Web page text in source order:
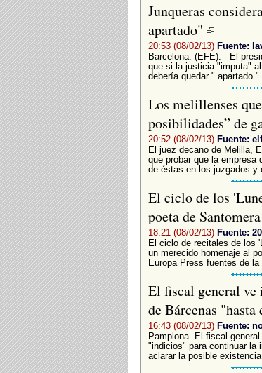
Junqueras
apartado"
20:53 (08/02/13) Fuente:
Barcelona. (EFE). - El
que si la justicia "imputa"
debería quedar " apartado "
Los melillenses
posibilidades” de
20:52 (08/02/13) Fuente:
El juez decano de Melilla,
que probar que la empresa
de éstas en los juzgados y
El ciclo de los
poeta de
18:21 (08/02/13) Fuente:
El ciclo de recitales de los
un merecido homenaje al
Europa Press fuentes de la
El fiscal general ve
de Bárcenas
16:43 (08/02/13) Fuente:
Pamplona. El fiscal
"indicios" para continuar la
aclarar la posible